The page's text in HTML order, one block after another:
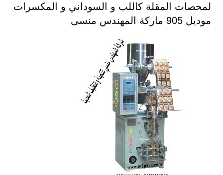
لمحصات المقلة كاللب و السوداني و المكسرات
موديل 905 ماركة المهندس منسى